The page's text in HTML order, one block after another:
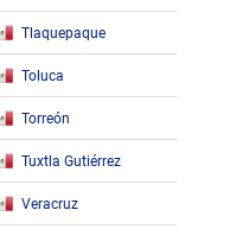
Tlaquepaque
Toluca
Torreón
Tuxtla Gutiérrez
Veracruz